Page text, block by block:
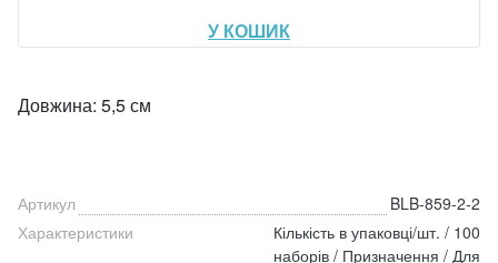
У КОШИК
Довжина: 5,5 см
Артикул
BLB-859-2-2
Характеристики
Кількість в упаковці/шт. / 100
наборів / Призначення / Для